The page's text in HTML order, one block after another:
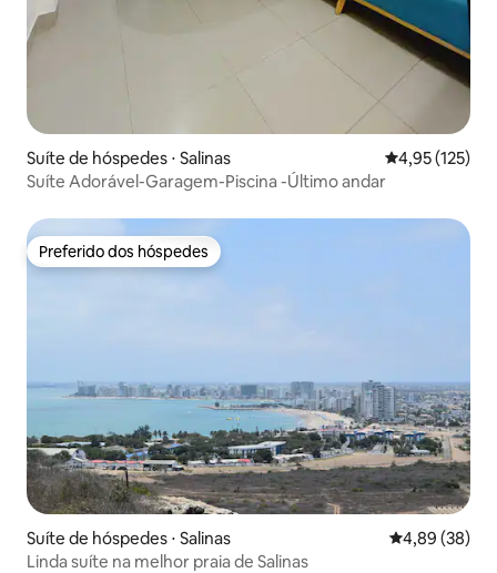
Suíte de hóspedes ⋅ Salinas 4,95 de uma
4,95 (125)
Suíte Adorável-Garagem-Piscina -Último andar
Preferido dos hóspedes
Preferido dos hóspedes
Suíte de hóspedes ⋅ Salinas 4,89 de uma
4,89 (38)
Linda suíte na melhor praia de Salinas